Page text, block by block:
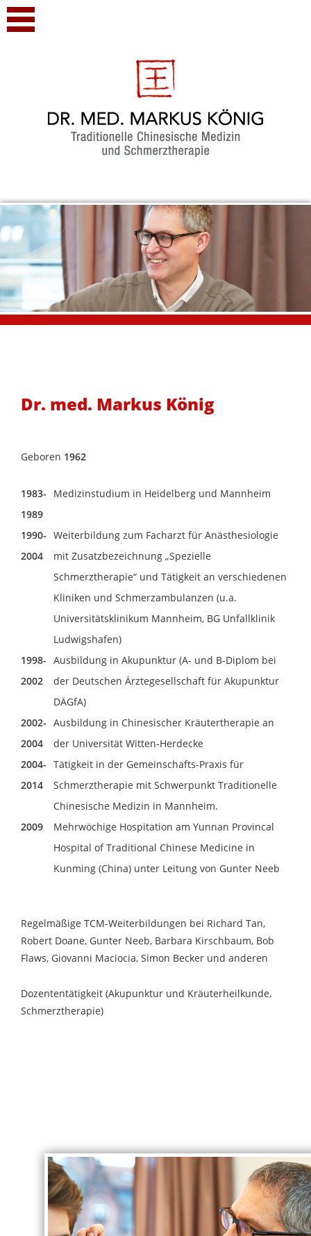
Dr. med. Markus König
Geboren 1962
1983-
1989
Medizinstudium in Heidelberg und Mannheim
1990-
2004
Weiterbildung zum Facharzt für Anästhesiologie
mit Zusatzbezeichnung „Spezielle
Schmerztherapie“ und Tätigkeit an verschiedenen
Kliniken und Schmerzambulanzen (u.a.
Universitätsklinikum Mannheim, BG Unfallklinik
Ludwigshafen)
1998-
2002
Ausbildung in Akupunktur (A- und B-Diplom bei
der Deutschen Ärztegesellschaft für Akupunktur
DÄGfA)
2002-
2004
Ausbildung in Chinesischer Kräutertherapie an
der Universität Witten-Herdecke
2004-
2014
Tätigkeit in der Gemeinschafts-Praxis für
Schmerztherapie mit Schwerpunkt Traditionelle
Chinesische Medizin in Mannheim.
2009
Mehrwöchige Hospitation am Yunnan Provincal
Hospital of Traditional Chinese Medicine in
Kunming (China) unter Leitung von Gunter Neeb
Regelmäßige TCM-Weiterbildungen bei Richard Tan,
Robert Doane, Gunter Neeb, Barbara Kirschbaum, Bob
Flaws, Giovanni Maciocia, Simon Becker und anderen
Dozententätigkeit (Akupunktur und Kräuterheilkunde,
Schmerztherapie)